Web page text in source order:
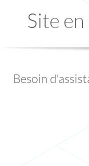
Site
Besoin